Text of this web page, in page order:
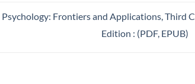
Psychology: Frontiers and Applications, Third
Edition : (PDF, EPUB)